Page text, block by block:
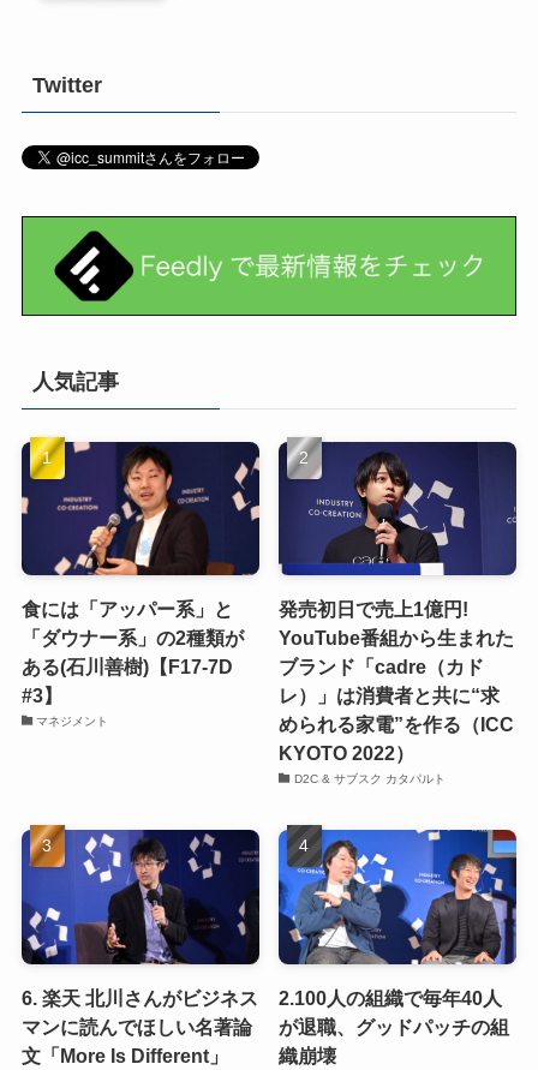
Twitter
人気記事
食には「アッパー系」と
「ダウナー系」の2種類が
ある(石川善樹)【F17-7D
#3】
マネジメント
発売初日で売上1億円!
YouTube番組から生まれた
ブランド「cadre（カド
レ）」は消費者と共に“求
められる家電”を作る（ICC
KYOTO 2022）
D2C & サブスク カタパルト
6. 楽天 北川さんがビジネス
マンに読んでほしい名著論
文「More Is Different」
2.100人の組織で毎年40人
が退職、グッドパッチの組
織崩壊